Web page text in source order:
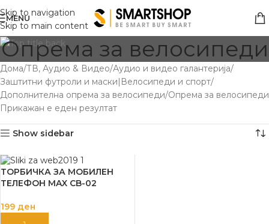
Skip to navigation
Skip to main content
MENU
Опрема за велосипеди
Дома ТВ, Аудио & Видео Аудио и видео галантерија
Заштитни футроли и маски|Велосипеди и спорт
Дополнителна опрема за велосипеди Опрема за велосипеди
Прикажан е еден резултат
Show sidebar
ТОРБИЧКА ЗА МОБИЛЕН
ТЕЛЕФОН MAX CB-02
199 ден